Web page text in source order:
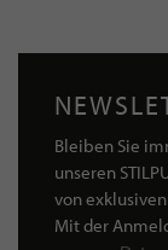
Bleiben Sie
unseren
von exklusiven
Mit der